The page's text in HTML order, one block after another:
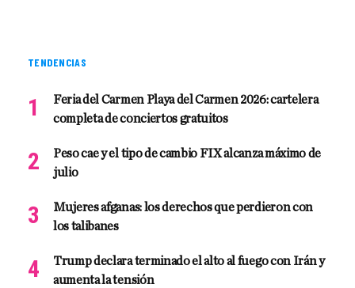
TENDENCIAS
Feria del Carmen Playa del Carmen 2026: cartelera
completa de conciertos gratuitos
Peso cae y el tipo de cambio FIX alcanza máximo de
julio
Mujeres afganas: los derechos que perdieron con
los talibanes
Trump declara terminado el alto al fuego con Irán y
aumenta la tensión